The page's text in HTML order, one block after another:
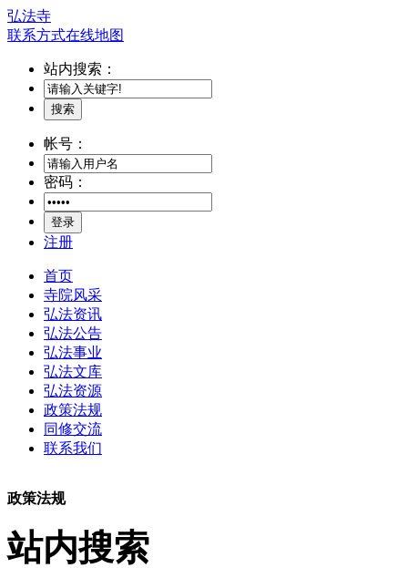
弘法寺
联系方式在线地图
站内搜索：
搜索
帐号：
密码：
登录
注册
首页
寺院风采
弘法资讯
弘法公告
弘法事业
弘法文库
弘法资源
政策法规
同修交流
联系我们
政策法规
站内搜索